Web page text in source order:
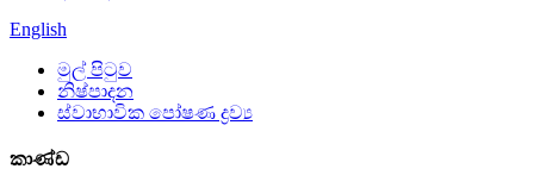
English
මුල් පිටුව
නිෂ්පාදන
ස්වාභාවික පෝෂණ ද්‍රව්‍ය
කාණ්ඩ